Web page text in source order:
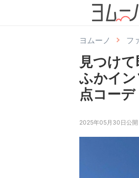
ヨムーノ フ
見つけ
ふかイ
点コーデ
2025年05月30日公開